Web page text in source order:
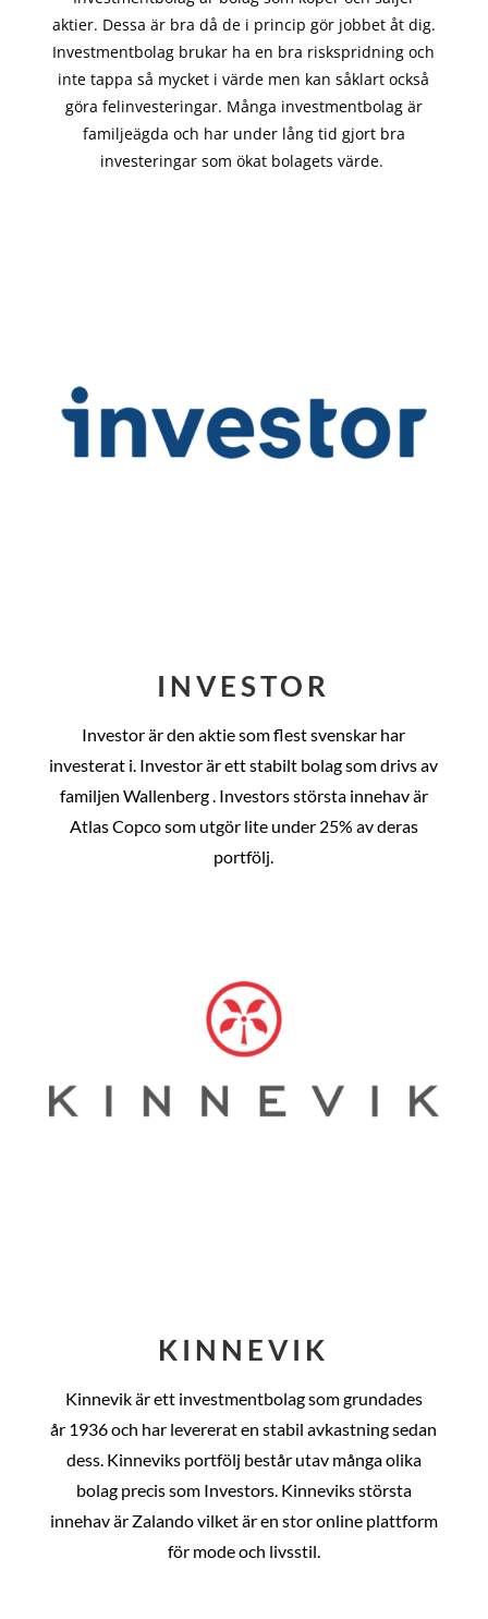
aktier. Dessa är bra då de i princip görjobbet åt dig.
Investmentbolag brukar ha en bra riskspridning och
inte tappa så mycket i värde men kan såklart också
göra felinvesteringar. Många investmentbolag är
familjeägda och har under lång tid gjort bra
investeringar som ökat bolagets värde.
INVESTOR
Investor är den aktie som flest svenskar har
investerat i. Investor är ett stabilt bolag som drivs av
familjen Wallenberg . Investors största innehav är
Atlas Copco som utgör lite under 25% av deras
portfölj.
KINNEVIK
Kinnevik är ett investmentbolag som grundades
år 1936 och har levererat en stabil avkastning sedan
dess. Kinneviks portfölj består utav många olika
bolag precis som Investors. Kinneviks största
innehav är Zalando vilket är en stor online plattform
för mode och livsstil.